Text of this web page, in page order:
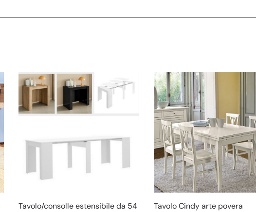
Tavolo/consolle estensibile da 54
Tavolo Cindy arte povera